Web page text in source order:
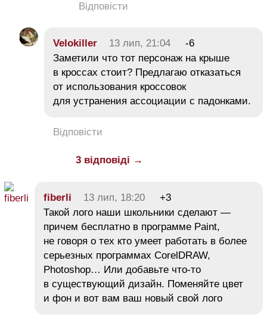
Відповісти
Velokiller 13 лип, 21:04
-6
Заметили что тот персонаж на крыше
в кроссах стоит? Предлагаю отказаться
от использования кроссовок
для устранения ассоциации с падонками.
Відповісти
3 відповіді →
fiberli 13 лип, 18:20
+3
Такой лого наши школьники сделают —
причем бесплатно в программе Paint,
не говоря о тех кто умеет работать в более
серьезных программах CorelDRAW,
Photoshop… Или добавьте что-то
в существующий дизайн. Поменяйте цвет
и фон и вот вам ваш новый свой лого